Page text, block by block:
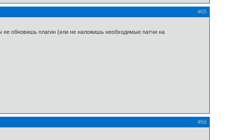
#65
не обновишь плагин (или не наложишь необходимые патчи на
#66